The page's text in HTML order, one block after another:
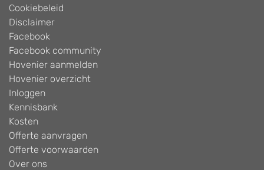
Cookiebeleid
Disclaimer
Facebook
Facebook community
Hovenier aanmelden
Hovenier overzicht
Inloggen
Kennisbank
Kosten
Offerte aanvragen
Offerte voorwaarden
Over ons